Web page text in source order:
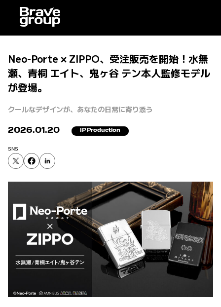
Neo-Porte × ZIPPO、受注販売を開始！水無
瀬、青桐 エイト、鬼ヶ谷 テン本人監修モデル
が登場。
クールなデザインが、あなたの日常に寄り添う
2026.01.20 IP Production
SNS